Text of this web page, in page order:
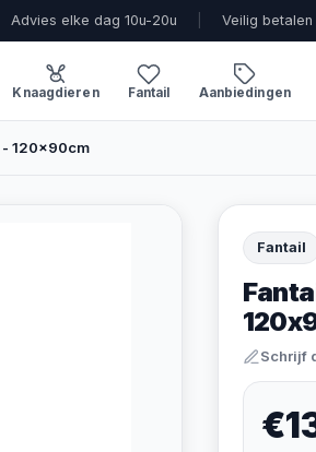
Advies elke dag 10u-20u Veilig betalen
Knaagdieren Fantail Aanbiedingen
- 120x90cm
Fantail
Schrijf